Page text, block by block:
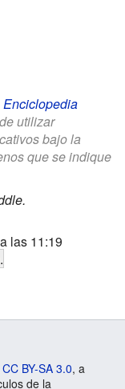
Enciclopedia
utilizar
bajo la
que se indique
las 11:19
.
CC BY-SA 3.0, a
de la